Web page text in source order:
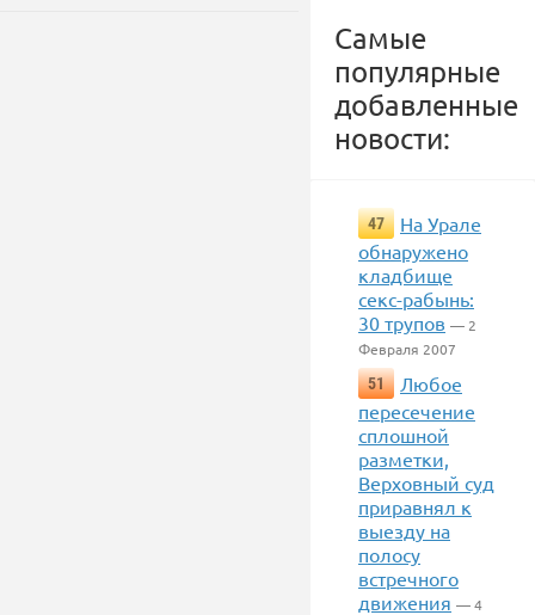
Самые
популярные
добавленные
новости:
47
На Урале
обнаружено
кладбище
секс-рабынь:
30 трупов — 2
Февраля 2007
51
Любое
пересечение
сплошной
разметки,
Верховный суд
приравнял к
выезду на
полосу
встречного
движения — 4